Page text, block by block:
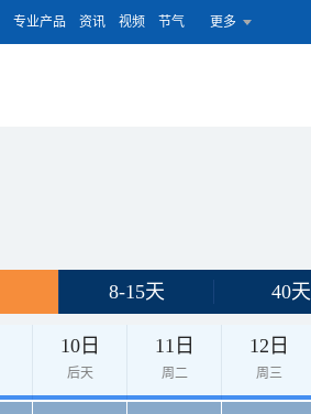
专业产品 资讯 视频 节气 更多
8-15天 40天
10日
后天
11日
周二
12日
周三